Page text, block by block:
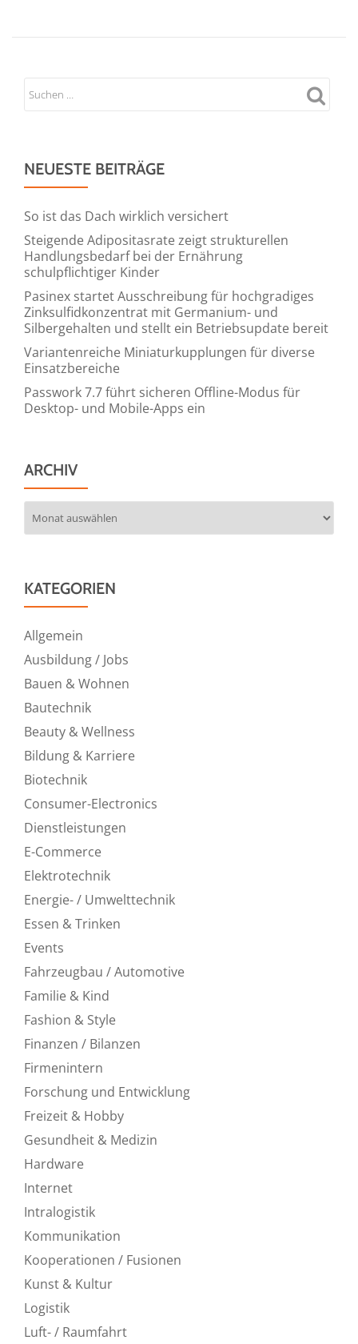
NEUESTE BEITRÄGE
So ist das Dach wirklich versichert
Steigende Adipositasrate zeigt strukturellen
Handlungsbedarf bei der Ernährung
schulpflichtiger Kinder
Pasinex startet Ausschreibung für hochgradiges
Zinksulfidkonzentrat mit Germanium- und
Silbergehalten und stellt ein Betriebsupdate bereit
Variantenreiche Miniaturkupplungen für diverse
Einsatzbereiche
Passwork 7.7 führt sicheren Offline-Modus für
Desktop- und Mobile-Apps ein
ARCHIV
KATEGORIEN
Allgemein
Ausbildung / Jobs
Bauen & Wohnen
Bautechnik
Beauty & Wellness
Bildung & Karriere
Biotechnik
Consumer-Electronics
Dienstleistungen
E-Commerce
Elektrotechnik
Energie- / Umwelttechnik
Essen & Trinken
Events
Fahrzeugbau / Automotive
Familie & Kind
Fashion & Style
Finanzen / Bilanzen
Firmenintern
Forschung und Entwicklung
Freizeit & Hobby
Gesundheit & Medizin
Hardware
Internet
Intralogistik
Kommunikation
Kooperationen / Fusionen
Kunst & Kultur
Logistik
Luft- / Raumfahrt